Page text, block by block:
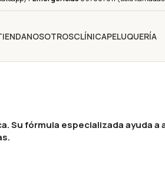
NOSOTROSCLÍNICAPELUQUERÍA
Su fórmula especializada ayuda a